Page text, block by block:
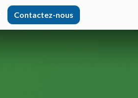
Contactez-nous